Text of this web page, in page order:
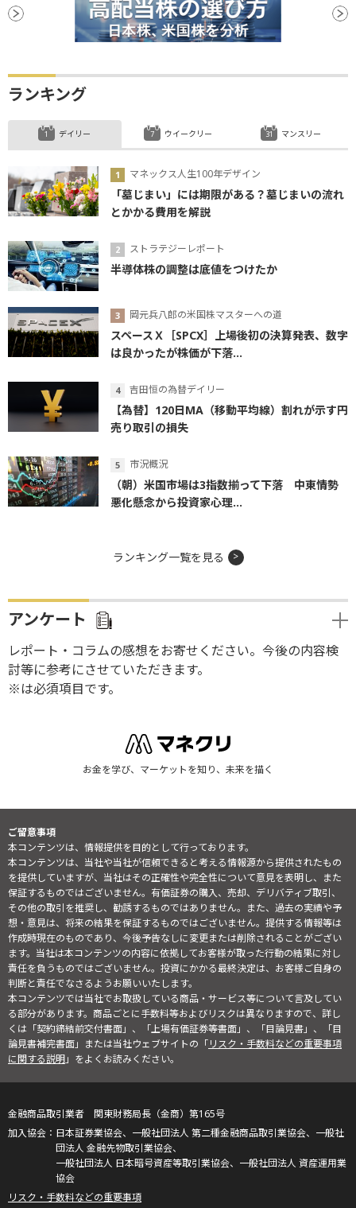
ランキング
デイリー
マネックス人生100年デザイン
「墓じまい」には期限がある？墓じまいの流れ
とかかる費用を解説
ストラテジーレポート
半導体株の調整は底値をつけたか
岡元兵八郎の米国株マスターへの道
スペースＸ［SPCX］上場後初の決算発表、数字
は良かったが株価が下落...
吉田恒の為替デイリー
【為替】120日MA（移動平均線）割れが示す円
売り取引の損失
市況概況
（朝）米国市場は3指数揃って下落 中東情勢
悪化懸念から投資家心理...
ウイークリー マンスリー
ランキング一覧を見る
アンケート
レポート・コラムの感想をお寄せください。今後の内容検
討等に参考にさせていただきます。
※は必須項目です。
お金を学び、マーケットを知り、未来を描く
ご留意事項
本コンテンツは、情報提供を目的として行っております。
本コンテンツは、当社や当社が信頼できると考える情報源から提供されたもの
を提供していますが、当社はその正確性や完全性について意見を表明し、また
保証するものではございません。有価証券の購入、売却、デリバティブ取引、
その他の取引を推奨し、勧誘するものではありません。また、過去の実績や予
想・意見は、将来の結果を保証するものではございません。提供する情報等は
作成時現在のものであり、今後予告なしに変更または削除されることがござい
ます。当社は本コンテンツの内容に依拠してお客様が取った行動の結果に対し
責任を負うものではございません。投資にかかる最終決定は、お客様ご自身の
判断と責任でなさるようお願いいたします。
本コンテンツでは当社でお取扱している商品・サービス等について言及してい
る部分があります。商品ごとに手数料等およびリスクは異なりますので、詳し
くは「契約締結前交付書面」、「上場有価証券等書面」、「目論見書」、「目
論見書補完書面」または当社ウェブサイトの「リスク・手数料などの重要事項
に関する説明」をよくお読みください。
金融商品取引業者 関東財務局長（金商）第165号
日本証券業協会、一般社団法人 第二種金融商品取引業協会、一般社
団法人 金融先物取引業協会、
一般社団法人 日本暗号資産等取引業協会、一般社団法人 資産運用業
協会
リスク・手数料などの重要事項